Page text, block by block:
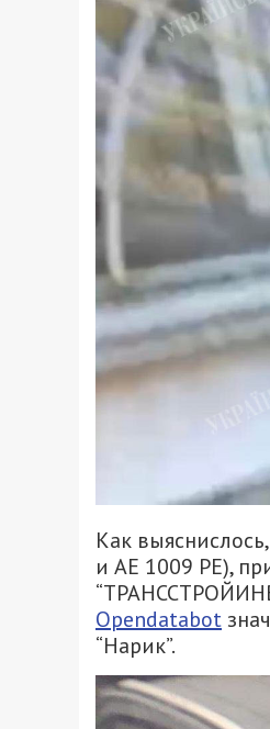
Как
и AE 1009 PЕ),
Opendatabot
“Нарик”.